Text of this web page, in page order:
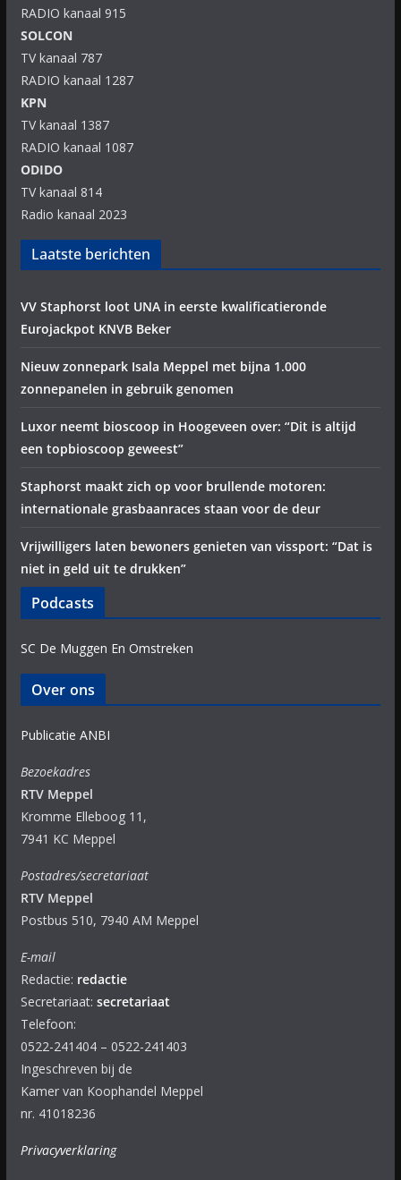
RADIO kanaal 915
SOLCON
TV kanaal 787
RADIO kanaal 1287
KPN
TV kanaal 1387
RADIO kanaal 1087
ODIDO
TV kanaal 814
Radio kanaal 2023
Laatste berichten
VV Staphorst loot UNA in eerste kwalificatieronde
Eurojackpot KNVB Beker
Nieuw zonnepark Isala Meppel met bijna 1.000
zonnepanelen in gebruik genomen
Luxor neemt bioscoop in Hoogeveen over: “Dit is altijd
een topbioscoop geweest”
Staphorst maakt zich op voor brullende motoren:
internationale grasbaanraces staan voor de deur
Vrijwilligers laten bewoners genieten van vissport: “Dat is
niet in geld uit te drukken”
Podcasts
SC De Muggen En Omstreken
Over ons
Publicatie ANBI
Bezoekadres
RTV Meppel
Kromme Elleboog 11,
7941 KC Meppel
Postadres/secretariaat
RTV Meppel
Postbus 510, 7940 AM Meppel
E-mail
Redactie: redactie
Secretariaat: secretariaat
Telefoon:
0522-241404 – 0522-241403
Ingeschreven bij de
Kamer van Koophandel Meppel
nr. 41018236
Privacyverklaring